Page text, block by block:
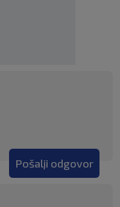
Pošalji odgovor